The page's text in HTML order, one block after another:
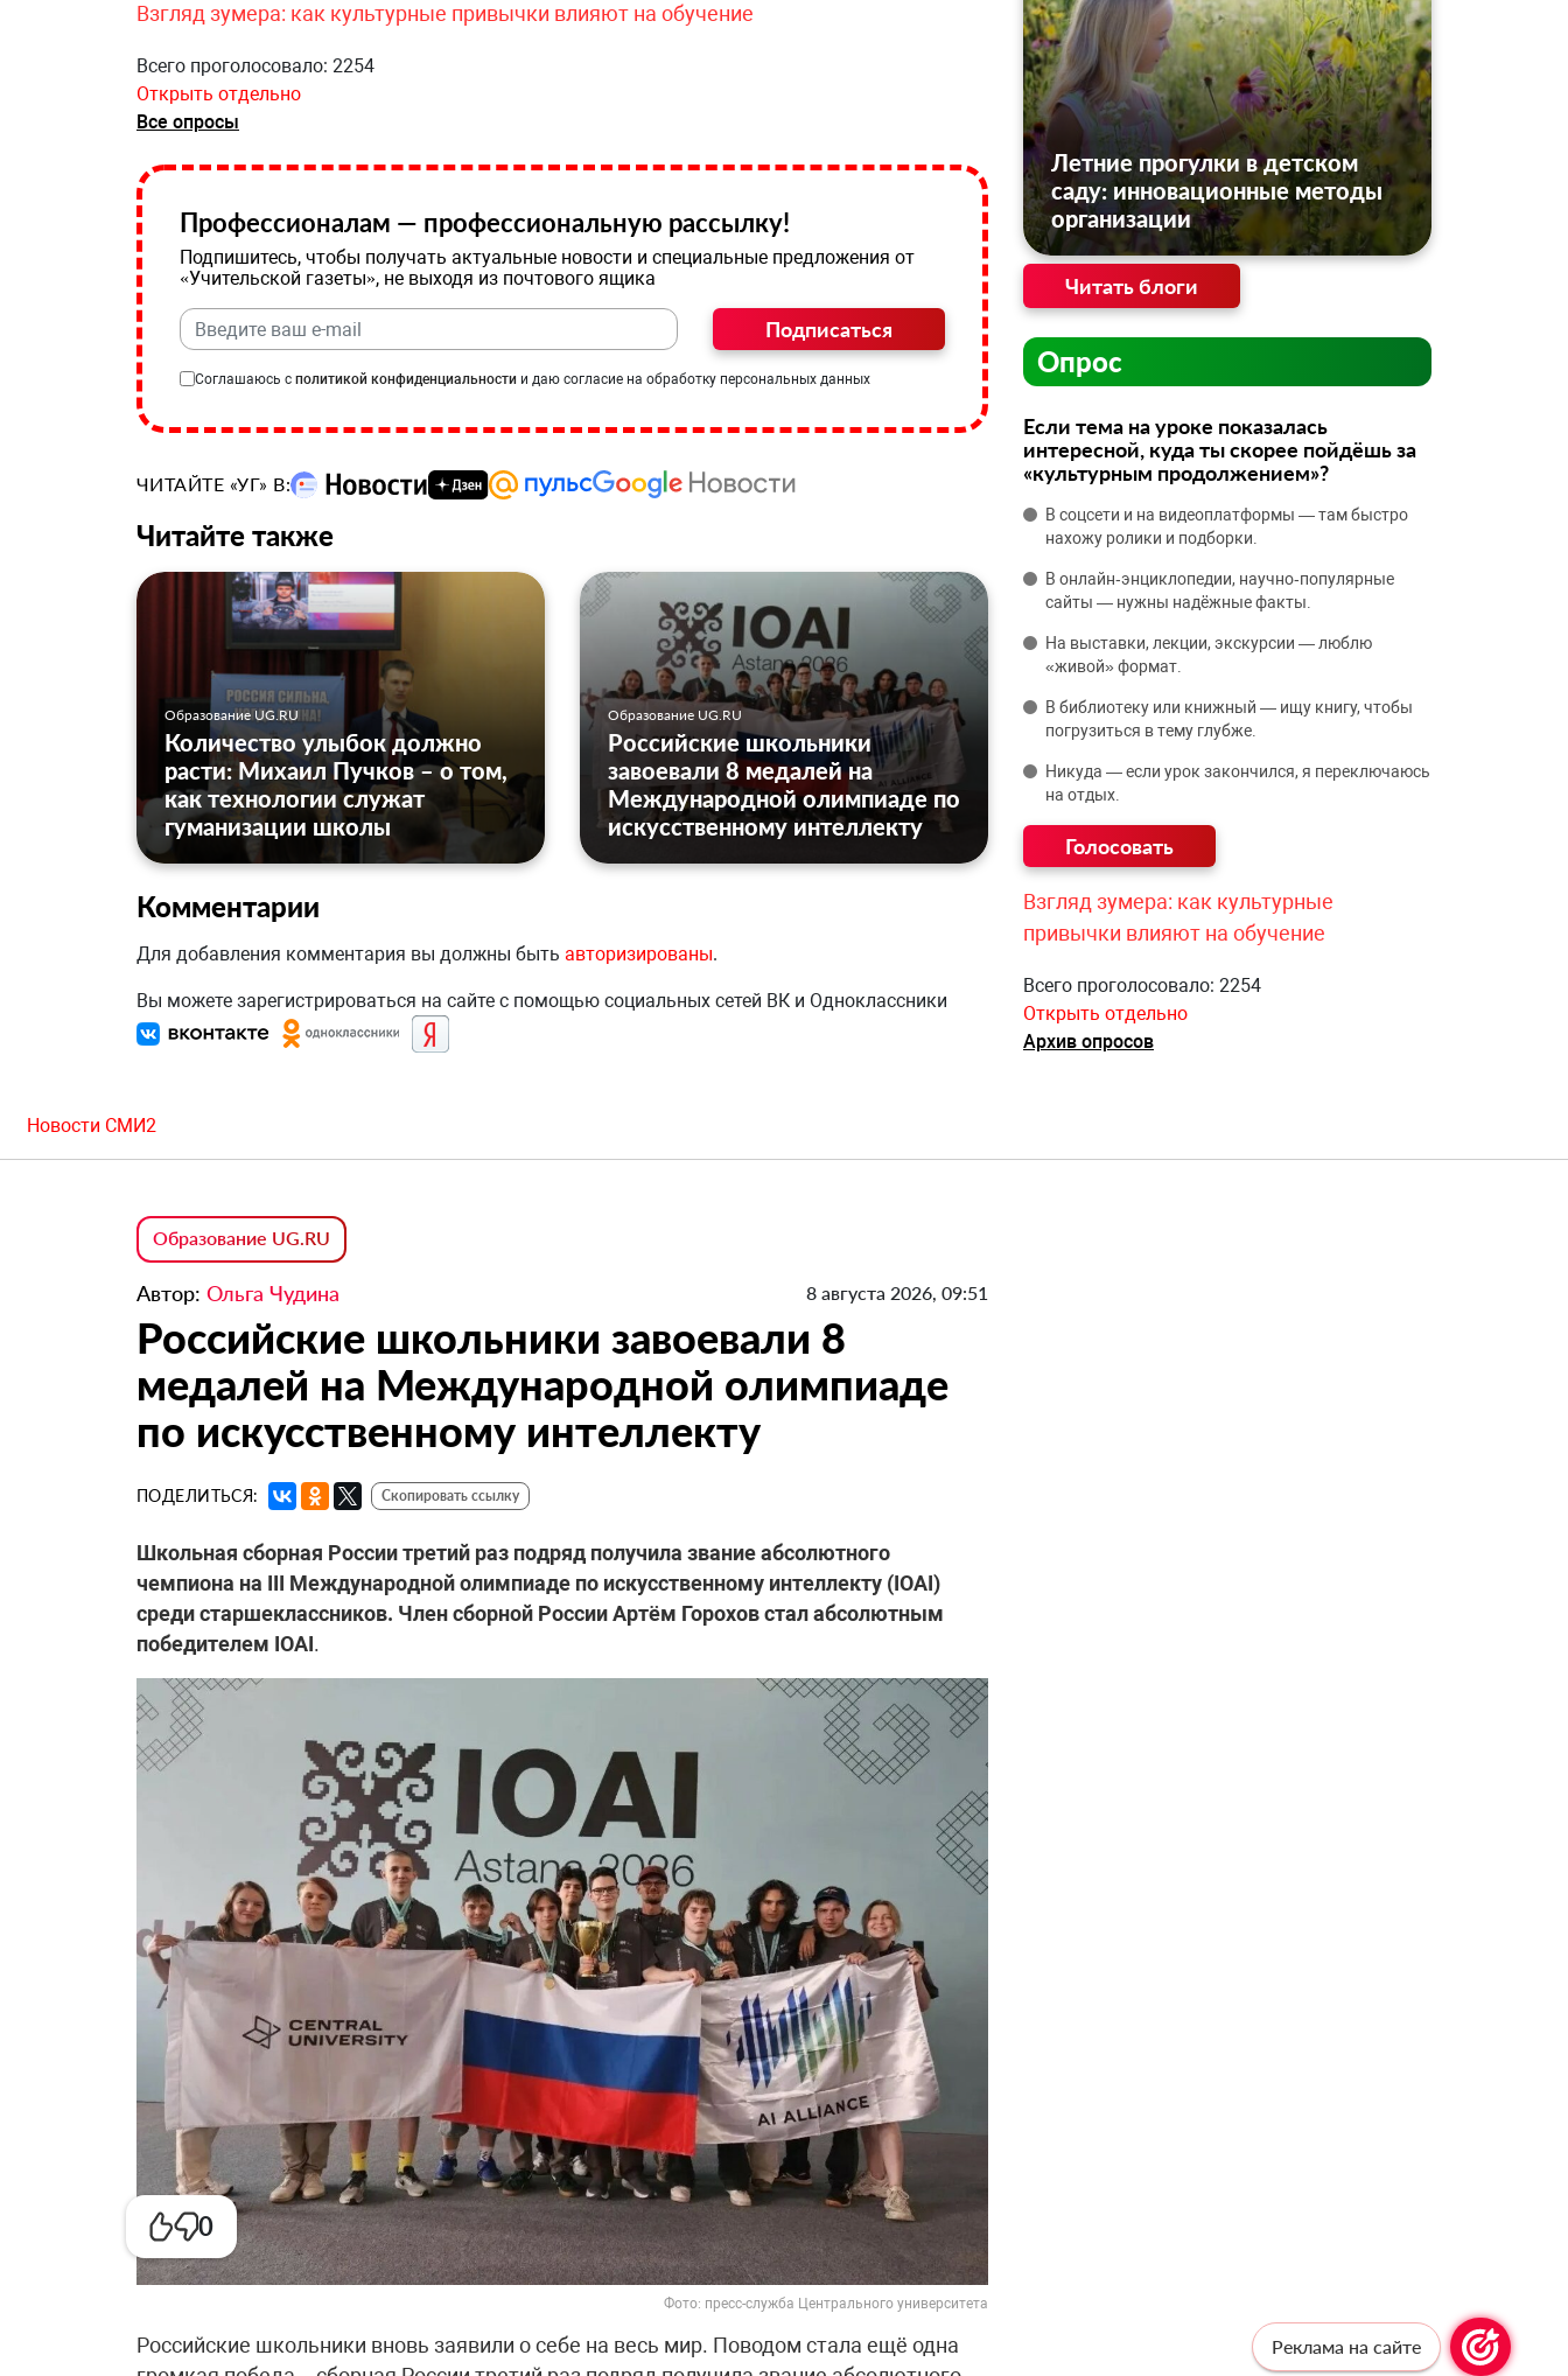
0
Взгляд зумера: как культурные привычки влияют на обучение
Всего проголосовало: 2254
Открыть отдельно
Все опросы
Профессионалам — профессиональную рассылку!
Подпишитесь, чтобы получать актуальные новости и специальные предложения от
«Учительской газеты», не выходя из почтового ящика
Подписаться
Соглашаюсь с политикой конфиденциальности и даю согласие на обработку персональных данных
ЧИТАЙТЕ «УГ» В:
Читайте также
Образование UG.RU
Количество улыбок должно
расти: Михаил Пучков – о том,
как технологии служат
гуманизации школы
Образование UG.RU
Российские школьники
завоевали 8 медалей на
Международной олимпиаде по
искусственному интеллекту
Комментарии
Для добавления комментария вы должны быть авторизированы.
Вы можете зарегистрироваться на сайте с помощью социальных сетей ВК и Одноклассники
Летние прогулки в детском
саду: инновационные методы
организации
Читать блоги
Опрос
Если тема на уроке показалась
интересной, куда ты скорее пойдёшь за
«культурным продолжением»?
В соцсети и на видеоплатформы — там быстро
нахожу ролики и подборки.
В онлайн‑энциклопедии, научно‑популярные
сайты — нужны надёжные факты.
На выставки, лекции, экскурсии — люблю
«живой» формат.
В библиотеку или книжный — ищу книгу, чтобы
погрузиться в тему глубже.
Никуда — если урок закончился, я переключаюсь
на отдых.
Взгляд зумера: как культурные
привычки влияют на обучение
Всего проголосовало: 2254
Открыть отдельно
Архив опросов
Новости СМИ2
Образование UG.RU
Автор: Ольга Чудина 8 августа 2026, 09:51
Российские школьники завоевали 8
медалей на Международной олимпиаде
по искусственному интеллекту
ПОДЕЛИТЬСЯ: Скопировать ссылку
Школьная сборная России третий раз подряд получила звание абсолютного
чемпиона на III Международной олимпиаде по искусственному интеллекту (IOAI)
среди старшеклассников. Член сборной России Артём Горохов стал абсолютным
победителем IOAI.
Фото: пресс-служба Центрального университета
Российские школьники вновь заявили о себе на весь мир. Поводом стала ещё одна
Реклама на сайте